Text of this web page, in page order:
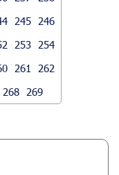
245
246
253
254
261
262
268 269